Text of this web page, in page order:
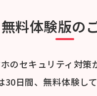
無料体験版の
のセキュリティ対策
30日間、無料体験し